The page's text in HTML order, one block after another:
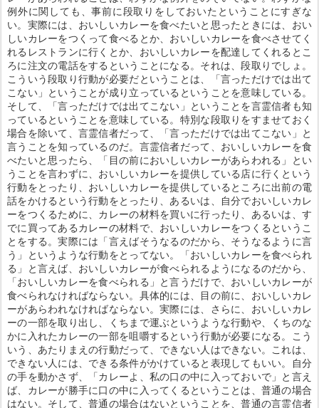
例外に関しても、事前に段取りをしておいたということにすぎな
い。実際には、おいしいカレーを食べたいと思ったときには、おい
しいカレーをつくって食べるとか、おいしいカレーを食べさせてく
れるレストランに行くとか、おいしいカレーを配達してくれるとこ
ろに注文の電話をするということになる。それは、段取りでしょ。
こういう段取り行動が必要だということは、「言っただけでは出て
こない」ということが成り立っているということを意味している。
そして、「言っただけでは出てこない」ということを言霊信者も知
っているということを意味している。特別な段取りをすませておく
場合を除いて、言霊信者だって、「言っただけでは出てこない」と
言うことを知っているのだ。言霊信者だって、おいしいカレーを食
べたいと思ったら、「目の前においしいカレーがあらわれる」とい
うことを言わずに、おいしいカレーを提供している店に行くという
行動をとったり、おいしいカレーを提供しているところに出前の電
話をかけるという行動をとったり、あるいは、自分でおいしいカレ
ーをつくるために、カレーの材料を買いに行ったり、あるいは、す
でに買ってあるカレーの材料で、おいしいカレーをつくるというこ
とをする。実際には「言えばそうなるのだから、そうなるように言
う」というような行動をとってない。「おいしいカレーを食べられ
る」と言えば、おいしいカレーが食べられるようになるのだから、
「おいしいカレーを食べられる」と言うだけで、おいしいカレーが
食べられなければならない。具体的には、目の前に、おいしいカレ
ーがあらわれなければならない。実際には、さらに、おいしいカレ
ーの一部を取り出し、くちまで運ぶというような行動や、くちのな
かに入れたカレーの一部を咀嚼するという行動が必要になる。こう
いう、あたりまえの行動だって、できない人はできない。これは、
できない人には、できる条件がかけていると表現してもいい。自分
の手を動かさず、「カレーよ、私の口の中に入っておいで」と言え
ば、カレーが勝手に口の中に入ってくるということは、普通の場合
はない。そして、普通の場合はないということを、普通の言霊信者